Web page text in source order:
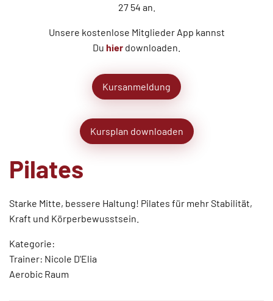
27 54 an.
Unsere kostenlose Mitglieder App kannst
Du hier downloaden.
Kursanmeldung
Kursplan downloaden
Pilates
Starke Mitte, bessere Haltung! Pilates für mehr Stabilität,
Kraft und Körperbewusstsein.
Kategorie:
Trainer: Nicole D'Elia
Aerobic Raum